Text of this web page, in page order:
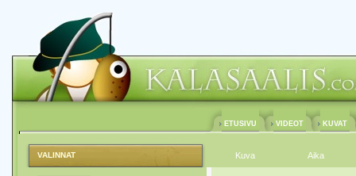
ETUSIVU VIDEOT KUVAT
VALINNAT Kuva Aika